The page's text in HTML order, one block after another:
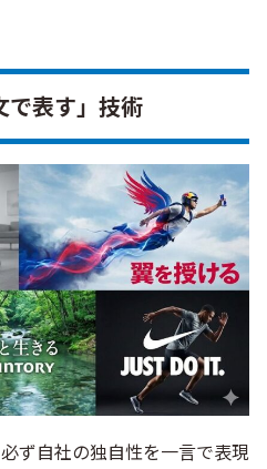
で表す」技術
ず自社の独自性を一言で表現